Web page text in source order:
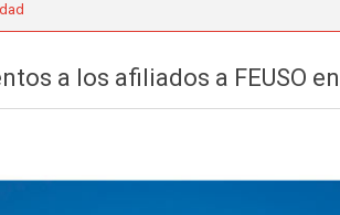
a los afiliados a FEUSO